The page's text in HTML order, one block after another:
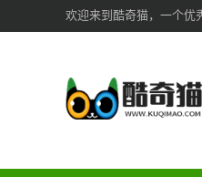
欢迎来到酷奇猫，一个优